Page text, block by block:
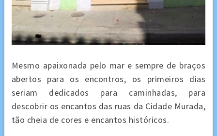
Mesmo apaixonada pelo mar e sempre de braços
abertos para os encontros, os primeiros dias
seriam dedicados para caminhadas, para
descobrir os encantos das ruas da Cidade Murada,
tão cheia de cores e encantos históricos.